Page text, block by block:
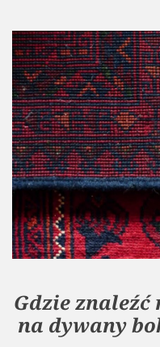
Gdzie
na dywany